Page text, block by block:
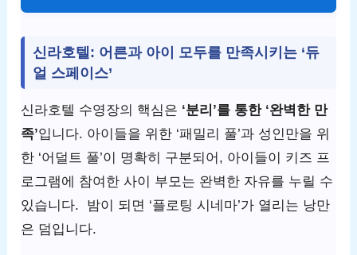
신라호텔: 어른과 아이 모두를 만족시키는 ‘듀
얼 스페이스’
신라호텔 수영장의 핵심은 ‘분리’를 통한 ‘완벽한 만
족’입니다. 아이들을 위한 ‘패밀리 풀’과 성인만을 위
한 ‘어덜트 풀’이 명확히 구분되어, 아이들이 키즈 프
로그램에 참여한 사이 부모는 완벽한 자유를 누릴 수
있습니다. 밤이 되면 ‘플로팅 시네마’가 열리는 낭만
은 덤입니다.